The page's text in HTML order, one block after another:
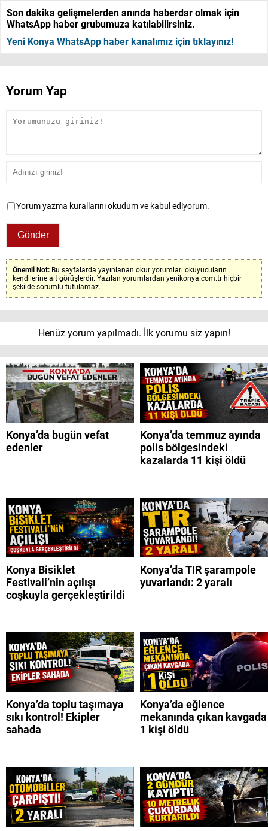
Son dakika gelişmelerden anında haberdar olmak için
WhatsApp haber grubumuza katılabilirsiniz.
Yeni Konya WhatsApp haber kanalımız için tıklayınız!
Yorum Yap
Yorum yazma kurallarını okudum ve kabul ediyorum.
Önemli Not: Bu sayfalarda yayınlanan okur yorumları okuyucuların
kendilerine ait görüşlerdir. Yazılan yorumlardan yenikonya.com.tr hiçbir
şekilde sorumlu tutulamaz.
Henüz yorum yapılmadı. İlk yorumu siz yapın!
Konya’da bugün vefat
edenler
Konya’da temmuz ayında
polis bölgesindeki
kazalarda 11 kişi öldü
Konya Bisiklet
Festivali’nin açılışı
coşkuyla gerçekleştirildi
Konya’da TIR şarampole
yuvarlandı: 2 yaralı
Konya’da toplu taşımaya
sıkı kontrol! Ekipler
sahada
Konya’da eğlence
mekanında çıkan kavgada
1 kişi öldü